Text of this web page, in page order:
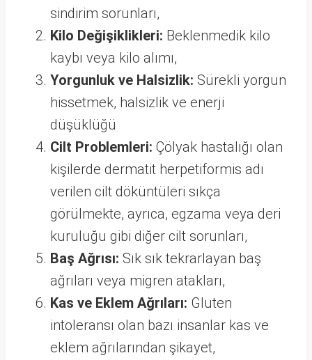
sindirim sorunları,
Kilo Değişiklikleri: Beklenmedik kilo
kaybı veya kilo alımı,
Yorgunluk ve Halsizlik: Sürekli yorgun
hissetmek, halsizlik ve enerji
düşüklüğü
Cilt Problemleri: Çölyak hastalığı olan
kişilerde dermatit herpetiformis adı
verilen cilt döküntüleri sıkça
görülmekte, ayrıca, egzama veya deri
kuruluğu gibi diğer cilt sorunları,
Baş Ağrısı: Sık sık tekrarlayan baş
ağrıları veya migren atakları,
Kas ve Eklem Ağrıları: Gluten
intoleransı olan bazı insanlar kas ve
eklem ağrılarından şikayet,